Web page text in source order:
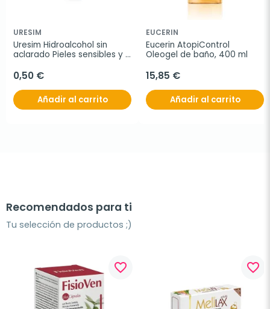
URESIM
Uresim Hidroalcohol sin
aclarado Pieles sensibles y
0,50 €
Añadir al carrito
EUCERIN
Eucerin AtopiControl
Oleogel de baño, 400 ml
15,85 €
Añadir al carrito
Recomendados para ti
Tu selección de productos ;)
favorite_border favorite_border